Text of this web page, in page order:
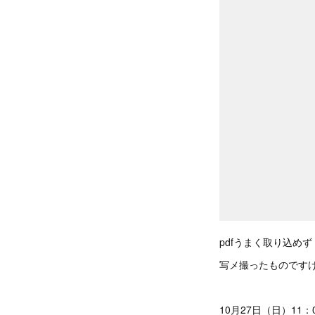
pdfうまく取り込めず
写メ撮ったものです
10月27日（日）11